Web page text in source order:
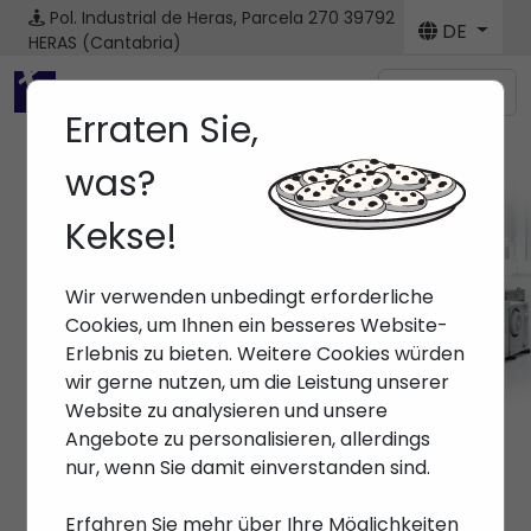
Pol. Industrial de Heras, Parcela 270 39792
HERAS (Cantabria)
DE
Menú
Anfang> Maschinen
Erraten Sie,
was?
Kekse!
Wir verwenden unbedingt erforderliche
Cookies, um Ihnen ein besseres Website-
Erlebnis zu bieten. Weitere Cookies würden
wir gerne nutzen, um die Leistung unserer
Website zu analysieren und unsere
Angebote zu personalisieren, allerdings
nur, wenn Sie damit einverstanden sind.
Erfahren Sie mehr über Ihre Möglichkeiten